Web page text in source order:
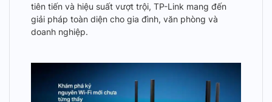
tiên tiến và hiệu suất vượt trội, TP-Link mang đến
giải pháp toàn diện cho gia đình, văn phòng và
doanh nghiệp.